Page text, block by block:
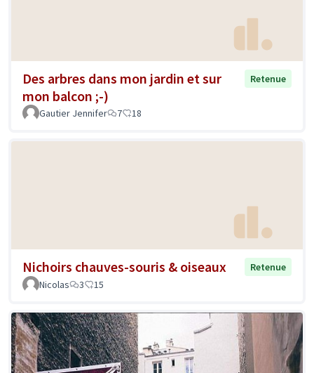
Des arbres dans mon jardin et sur
mon balcon ;-)
Retenue
Gautier Jennifer 7 18
Nichoirs chauves-souris & oiseaux
Retenue
Nicolas
3 15